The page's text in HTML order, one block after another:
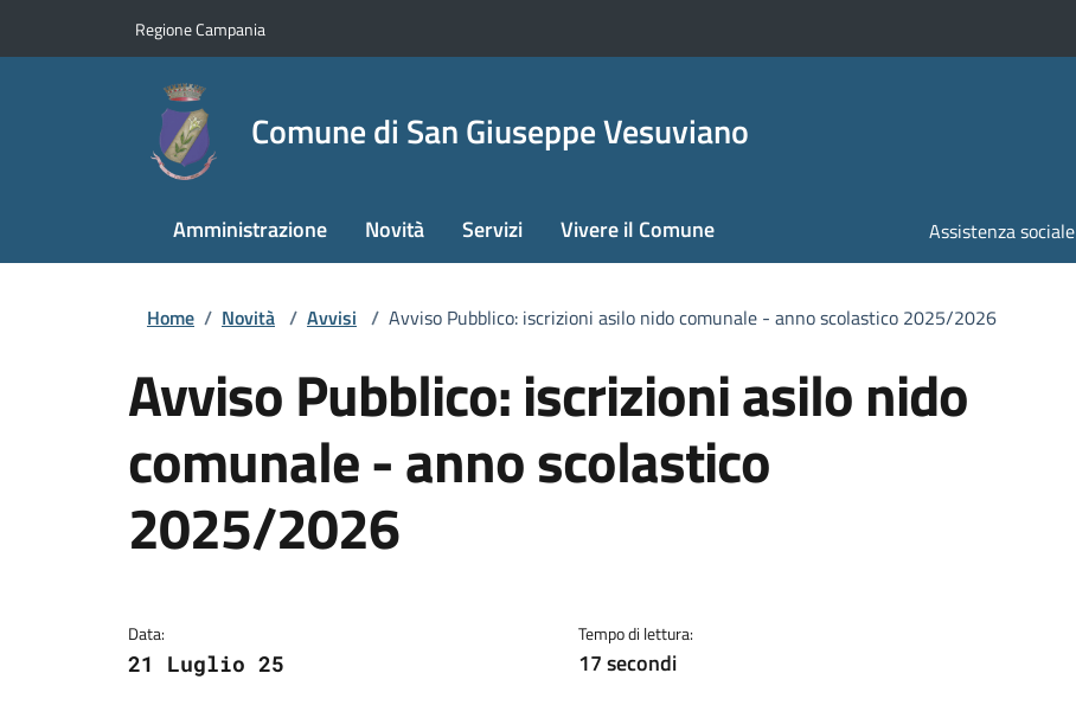
Regione Campania
Comune di San Giuseppe Vesuviano
Amministrazione Novità Servizi Vivere il Comune Assistenza sociale
Home / Novità / Avvisi / Avviso Pubblico: iscrizioni asilo nido comunale - anno scolastico 2025/2026
Avviso Pubblico: iscrizioni asilo nido
comunale - anno scolastico
2025/2026
Data:
21 Luglio 25
Tempo di lettura:
17 secondi